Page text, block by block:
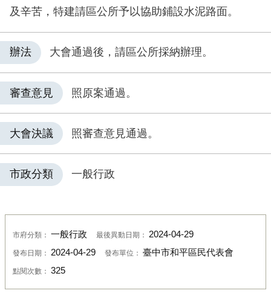
及辛苦，特建請區公所予以協助鋪設水泥路面。
辦法 大會通過後，請區公所採納辦理。
審查意見 照原案通過。
大會決議 照審查意見通過。
市政分類 一般行政
市府分類： 一般行政 最後異動日期： 2024-04-29
發布日期： 2024-04-29 發布單位： 臺中市和平區民代表會
點閱次數： 325